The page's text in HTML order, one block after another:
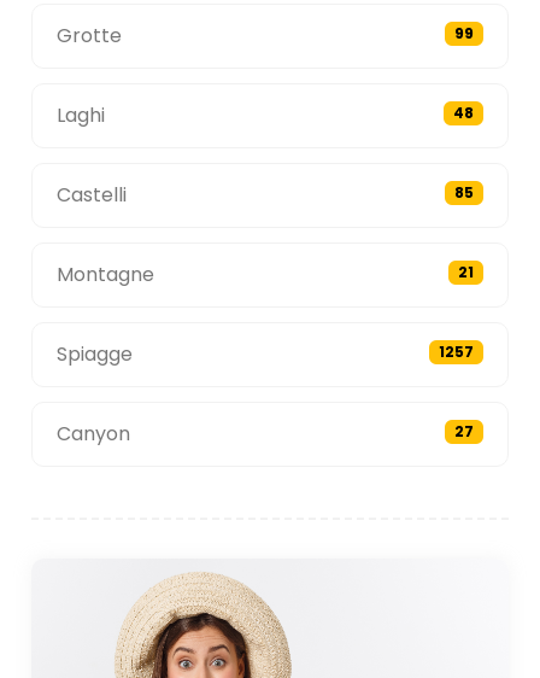
Grotte 99
Laghi 48
Castelli 85
Montagne 21
Spiagge 1257
Canyon 27